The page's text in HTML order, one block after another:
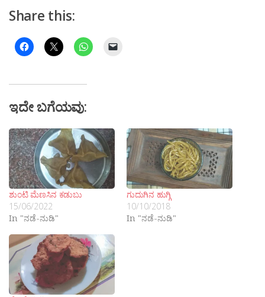
Share this:
ಇದೇ ಬಗೆಯವು:
ಶುಂಟಿ ಮೆಣಸಿನ ಕಡುಬು
15/06/2022
In "ನಡೆ-ನುಡಿ"
ಗುದುಗಿನ ಹುಗ್ಗಿ
10/10/2018
In "ನಡೆ-ನುಡಿ"